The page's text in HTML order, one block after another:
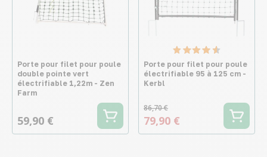
Porte pour filet pour poule
double pointe vert
électrifiable 1,22m - Zen
Farm
59,90 €
Porte pour filet pour poule
électrifiable 95 à 125 cm -
Kerbl
86,70 €
79,90 €